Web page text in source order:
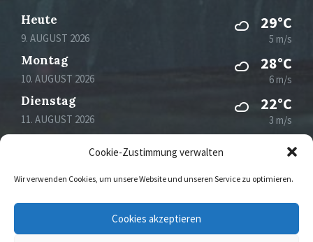
Cookie-Zustimmung verwalten
Wir verwenden Cookies, um unsere Website und unseren Service zu optimieren.
Cookies akzeptieren
Heute
9. AUGUST 2026
29°C
5 m/s
Montag
10. AUGUST 2026
28°C
6 m/s
Dienstag
11. AUGUST 2026
22°C
3 m/s
12. AUGUST 2026
27°C
3 m/s
Facebook Instagram